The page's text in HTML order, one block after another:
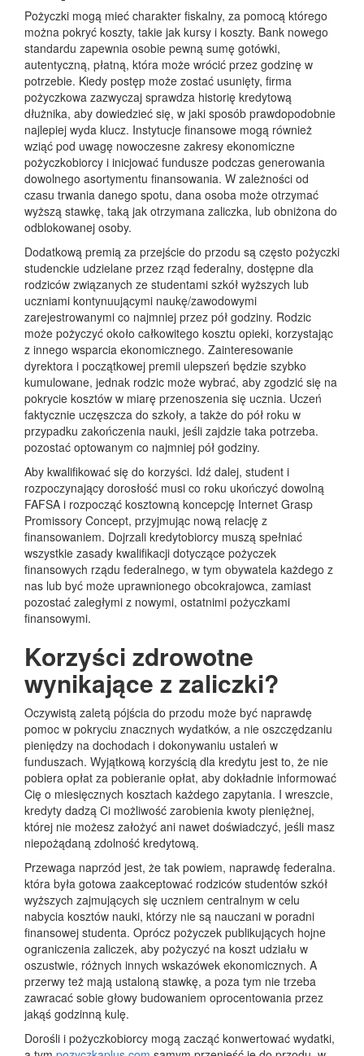
Pożyczki mogą mieć charakter fiskalny, za pomocą którego
można pokryć koszty, takie jak kursy i koszty. Bank nowego
standardu zapewnia osobie pewną sumę gotówki,
autentyczną, płatną, która może wrócić przez godzinę w
potrzebie. Kiedy postęp może zostać usunięty, firma
pożyczkowa zazwyczaj sprawdza historię kredytową
dłużnika, aby dowiedzieć się, w jaki sposób prawdopodobnie
najlepiej wyda klucz. Instytucje finansowe mogą również
wziąć pod uwagę nowoczesne zakresy ekonomiczne
pożyczkobiorcy i inicjować fundusze podczas generowania
dowolnego asortymentu finansowania. W zależności od
czasu trwania danego spotu, dana osoba może otrzymać
wyższą stawkę, taką jak otrzymana zaliczka, lub obniżona do
odblokowanej osoby.
Dodatkową premią za przejście do przodu są często pożyczki
studenckie udzielane przez rząd federalny, dostępne dla
rodziców związanych ze studentami szkół wyższych lub
uczniami kontynuującymi naukę/zawodowymi
zarejestrowanymi co najmniej przez pół godziny. Rodzic
może pożyczyć około całkowitego kosztu opieki, korzystając
z innego wsparcia ekonomicznego. Zainteresowanie
dyrektora i początkowej premii ulepszeń będzie szybko
kumulowane, jednak rodzic może wybrać, aby zgodzić się na
pokrycie kosztów w miarę przenoszenia się ucznia. Uczeń
faktycznie uczęszcza do szkoły, a także do pół roku w
przypadku zakończenia nauki, jeśli zajdzie taka potrzeba.
pozostać optowanym co najmniej pół godziny.
Aby kwalifikować się do korzyści. Idź dalej, student i
rozpoczynający dorosłość musi co roku ukończyć dowolną
FAFSA i rozpocząć kosztowną koncepcję Internet Grasp
Promissory Concept, przyjmując nową relację z
finansowaniem. Dojrzali kredytobiorcy muszą spełniać
wszystkie zasady kwalifikacji dotyczące pożyczek
finansowych rządu federalnego, w tym obywatela każdego z
nas lub być może uprawnionego obcokrajowca, zamiast
pozostać zaległymi z nowymi, ostatnimi pożyczkami
finansowymi.
Korzyści zdrowotne
wynikające z zaliczki?
Oczywistą zaletą pójścia do przodu może być naprawdę
pomoc w pokryciu znacznych wydatków, a nie oszczędzaniu
pieniędzy na dochodach i dokonywaniu ustaleń w
funduszach. Wyjątkową korzyścią dla kredytu jest to, że nie
pobiera opłat za pobieranie opłat, aby dokładnie informować
Cię o miesięcznych kosztach każdego zapytania. I wreszcie,
kredyty dadzą Ci możliwość zarobienia kwoty pieniężnej,
której nie możesz założyć ani nawet doświadczyć, jeśli masz
niepożądaną zdolność kredytową.
Przewaga naprzód jest, że tak powiem, naprawdę federalna.
która była gotowa zaakceptować rodziców studentów szkół
wyższych zajmujących się uczniem centralnym w celu
nabycia kosztów nauki, którzy nie są nauczani w poradni
finansowej studenta. Oprócz pożyczek publikujących hojne
ograniczenia zaliczek, aby pożyczyć na koszt udziału w
oszustwie, różnych innych wskazówek ekonomicznych. A
przerwy też mają ustaloną stawkę, a poza tym nie trzeba
zawracać sobie głowy budowaniem oprocentowania przez
jakąś godzinną kulę.
Dorośli i pożyczkobiorcy mogą zacząć konwertować wydatki,